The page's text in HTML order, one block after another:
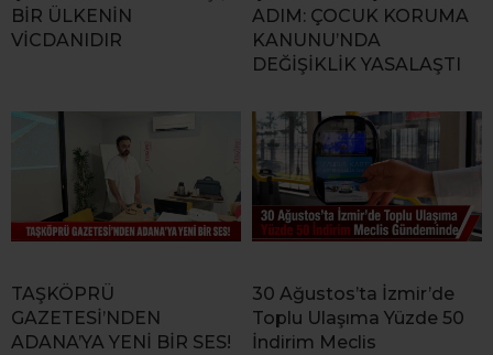
BİR ÜLKENİN
VİCDANIDIR
ADIM: ÇOCUK KORUMA
KANUNU’NDA
DEĞİŞİKLİK YASALAŞTI
TAŞKÖPRÜ
GAZETESİ’NDEN
ADANA’YA YENİ BİR SES!
30 Ağustos’ta İzmir’de
Toplu Ulaşıma Yüzde 50
İndirim Meclis